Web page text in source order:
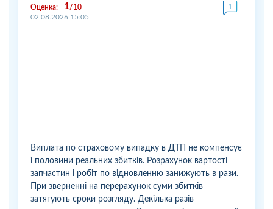
Оценка: 1
10
02.08.2026 15:05
Виплата по страховому випадку в ДТП не компенсує
і половини реальних збитків. Розрахунок вартості
запчастин і робіт по відновленню занижують в рази.
При зверненні на перерахунок суми збитків
затягують сроки розгляду. Декілька разів